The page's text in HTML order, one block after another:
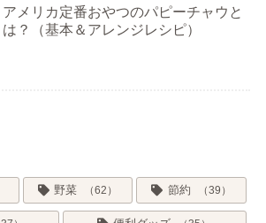
アメリカ定番おやつのパピーチャウと
は？（基本＆アレンジレシピ）
野菜 62 節約 39